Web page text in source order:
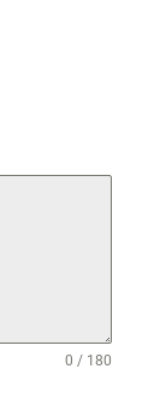
0 / 180